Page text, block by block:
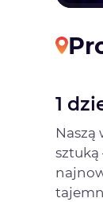
1
sztuką